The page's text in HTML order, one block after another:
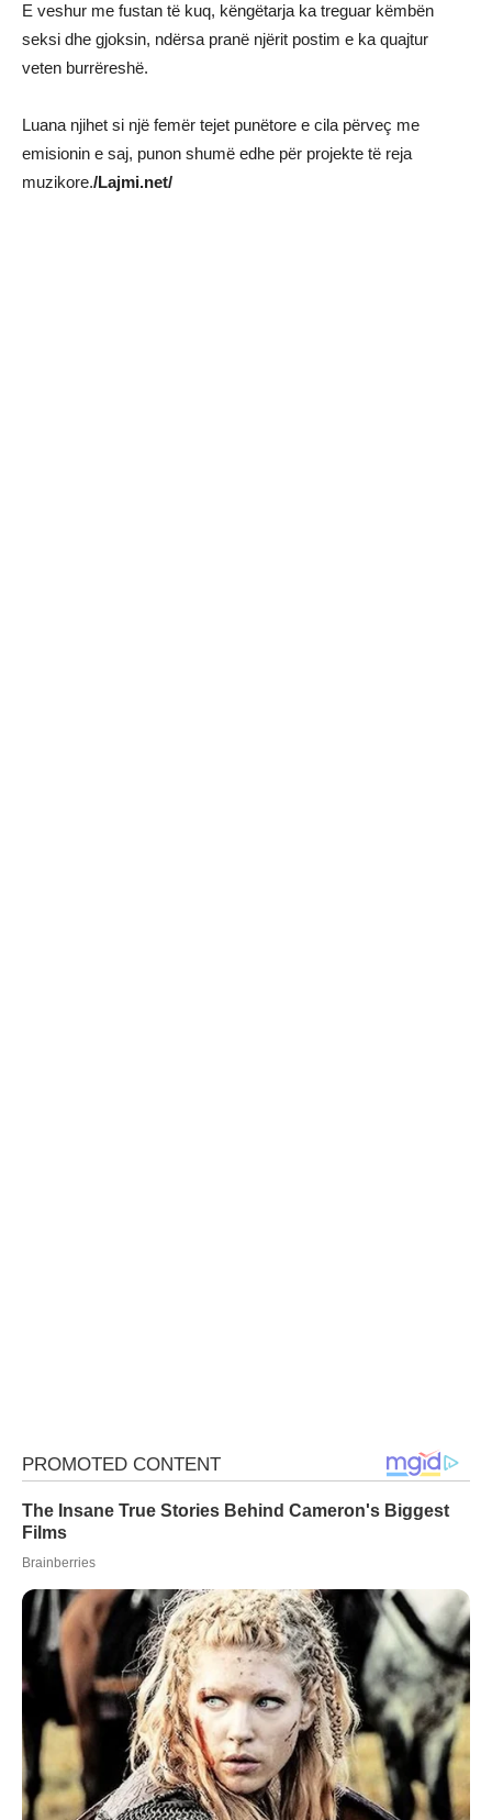
E veshur me fustan të kuq, këngëtarja ka treguar këmbën
seksi dhe gjoksin, ndërsa pranë njërit postim e ka quajtur
veten burrëreshë.
Luana njihet si një femër tejet punëtore e cila përveç me
emisionin e saj, punon shumë edhe për projekte të reja
muzikore./Lajmi.net/